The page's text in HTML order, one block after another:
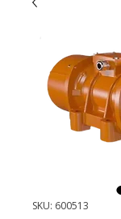
SKU: 600513